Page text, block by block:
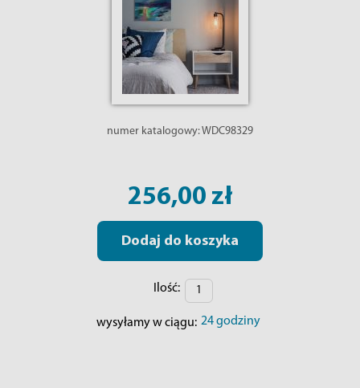
numer katalogowy:WDC98329
256,00 zł
Dodaj do koszyka
Ilość:
wysyłamy w ciągu: 24 godziny